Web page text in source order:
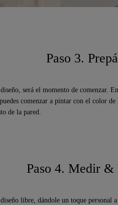
Paso 3.
será el momento de comenzar.
comenzar a pintar con el color
de la pared.
Paso 4. Medir
libre, dándole un toque personal